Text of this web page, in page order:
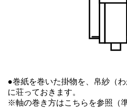
●巻紙を巻いた掛物を、帛紗（
に荘っておきます。
※軸の巻き方はこちらを参照（